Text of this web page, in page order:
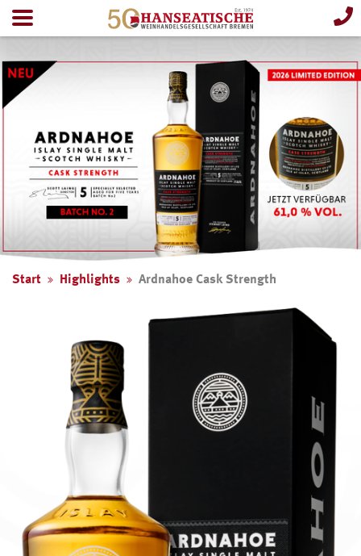
Start Highlights Ardnahoe Cask Strength